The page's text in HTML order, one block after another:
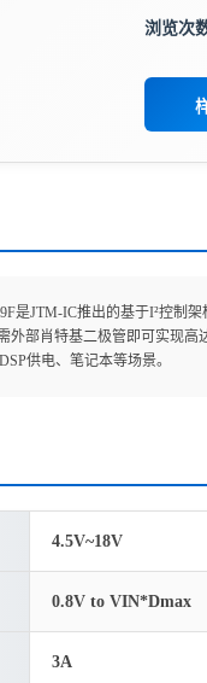
浏览次
是JTM-IC推出的基于I²控制
外部肖特基二极管即可实现高
供电、笔记本等场景。
4.5V~18V
0.8V to VIN*Dmax
3A